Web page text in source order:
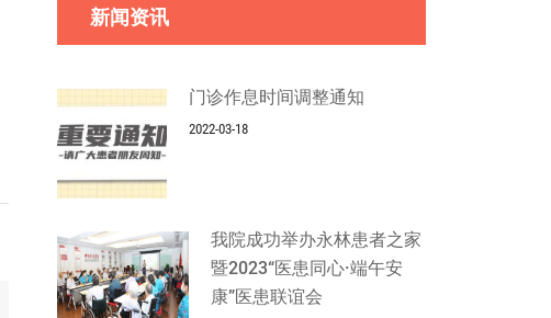
新闻资讯
门诊作息时间调整通知
2022-03-18
我院成功举办永林患者之家
暨2023“医患同心·端午安
康”医患联谊会